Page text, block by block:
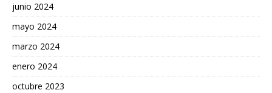
junio 2024
mayo 2024
marzo 2024
enero 2024
octubre 2023